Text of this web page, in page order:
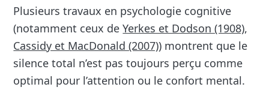
Plusieurs travaux en psychologie cognitive
(notamment ceux deYerkes et Dodson (1908),
Cassidy et MacDonald (2007)) montrent que le
silence total n’est pas toujours perçu comme
optimal pour l’attention ou le confort mental.